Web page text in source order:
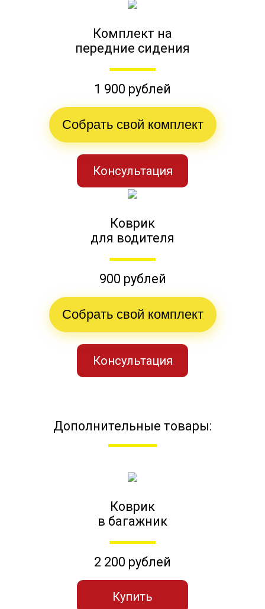
Комплект на
передние сидения
1 900 рублей
Собрать свой комплект
Консультация
Коврик
для водителя
900 рублей
Собрать свой комплект
Консультация
Дополнительные товары:
Коврик
в багажник
2 200 рублей
Купить